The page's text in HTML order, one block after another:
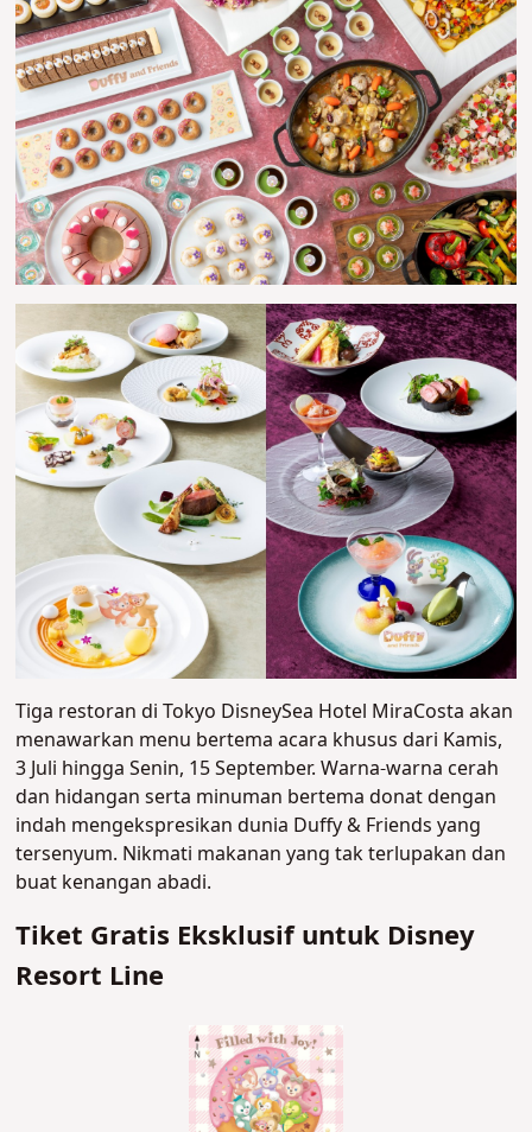
Tiga restoran di Tokyo DisneySea Hotel MiraCosta akan
menawarkan menu bertema acara khusus dari Kamis,
3 Juli hingga Senin, 15 September. Warna-warna cerah
dan hidangan serta minuman bertema donat dengan
indah mengekspresikan dunia Duffy & Friends yang
tersenyum. Nikmati makanan yang tak terlupakan dan
buat kenangan abadi.
Tiket Gratis Eksklusif untuk Disney
Resort Line